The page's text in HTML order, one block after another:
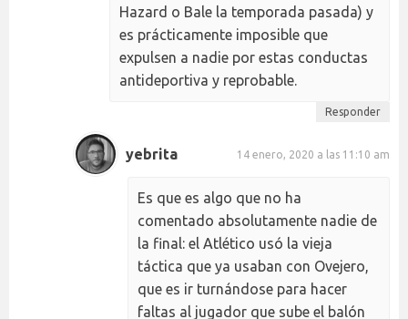
Hazard o Bale la temporada pasada) y
es prácticamente imposible que
expulsen a nadie por estas conductas
antideportiva y reprobable.
Responder
yebrita 14 enero, 2020 a las 11:10 am
Es que es algo que no ha
comentado absolutamente nadie de
la final: el Atlético usó la vieja
táctica que ya usaban con Ovejero,
que es ir turnándose para hacer
faltas al jugador que sube el balón